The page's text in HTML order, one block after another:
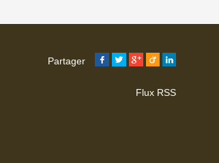
d'une lame serpette, ont
Partager
Flux RSS